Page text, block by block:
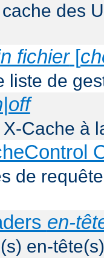
des
fichier[
liste de
Cache à
de
en-
en-